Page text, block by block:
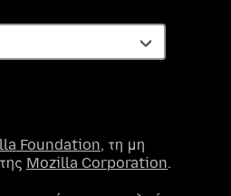
Foundation, τη μη
Mozilla Corporation.